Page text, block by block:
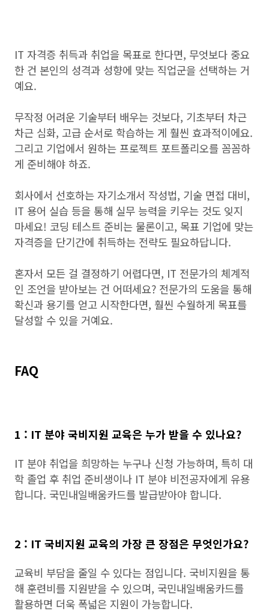
IT 자격증 취득과 취업을 목표로 한다면, 무엇보다 중요
한 건 본인의 성격과 성향에 맞는 직업군을 선택하는 거
예요.
무작정 어려운 기술부터 배우는 것보다, 기초부터 차근
차근 심화, 고급 순서로 학습하는 게 훨씬 효과적이에요.
그리고 기업에서 원하는 프로젝트 포트폴리오를 꼼꼼하
게 준비해야 하죠.
회사에서 선호하는 자기소개서 작성법, 기술 면접 대비,
IT 용어 실습 등을 통해 실무 능력을 키우는 것도 잊지
마세요! 코딩 테스트 준비는 물론이고, 목표 기업에 맞는
자격증을 단기간에 취득하는 전략도 필요하답니다.
혼자서 모든 걸 결정하기 어렵다면, IT 전문가의 체계적
인 조언을 받아보는 건 어떠세요? 전문가의 도움을 통해
확신과 용기를 얻고 시작한다면, 훨씬 수월하게 목표를
달성할 수 있을 거예요.
FAQ
1 : IT 분야 국비지원 교육은 누가 받을 수 있나요?
IT 분야 취업을 희망하는 누구나 신청 가능하며, 특히 대
학 졸업 후 취업 준비생이나 IT 분야 비전공자에게 유용
합니다. 국민내일배움카드를 발급받아야 합니다.
2 : IT 국비지원 교육의 가장 큰 장점은 무엇인가요?
교육비 부담을 줄일 수 있다는 점입니다. 국비지원을 통
해 훈련비를 지원받을 수 있으며, 국민내일배움카드를
활용하면 더욱 폭넓은 지원이 가능합니다.